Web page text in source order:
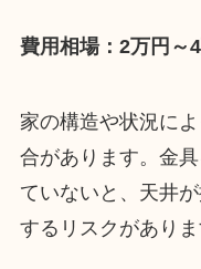
費用相場：2万円～
家の構造や状況に
合があります。金
ていないと、天井
するリスクがありま